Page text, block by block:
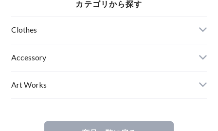
カテゴリから探す
Clothes
Mens
Ladies
Accessory
Art Works